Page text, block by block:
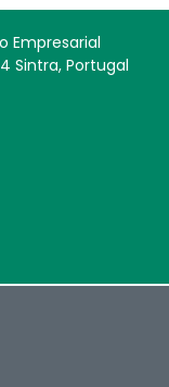
Empresarial
Sintra, Portugal